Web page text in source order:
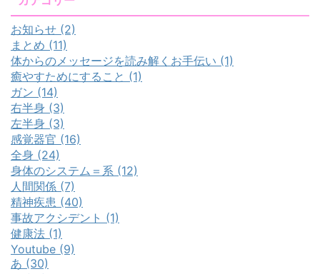
お知らせ (2)
まとめ (11)
体からのメッセージを読み解くお手伝い (1)
癒やすためにすること (1)
ガン (14)
右半身 (3)
左半身 (3)
感覚器官 (16)
全身 (24)
身体のシステム＝系 (12)
人間関係 (7)
精神疾患 (40)
事故アクシデント (1)
健康法 (1)
Youtube (9)
あ (30)